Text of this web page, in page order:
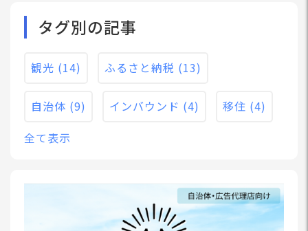
タグ別の記事
観光 (14) ふるさと納税 (13)
自治体 (9) インバウンド (4) 移住 (4)
全て表示